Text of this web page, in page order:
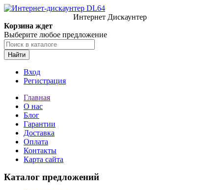
Интернет Дискаунтер
Корзина ждет
Выберите любое предложение
Найти
Вход
Регистрация
Главная
О нас
Блог
Гарантии
Доставка
Оплата
Контакты
Карта сайта
Каталог предложений